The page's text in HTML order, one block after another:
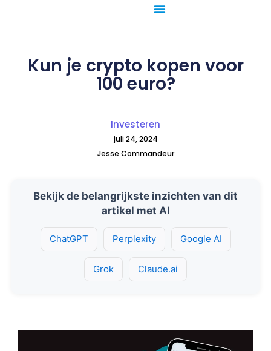
Kun je crypto kopen voor
100 euro?
Investeren
juli 24, 2024
Jesse Commandeur
Bekijk de belangrijkste inzichten van dit
artikel met AI
ChatGPT Perplexity Google AI
Grok Claude.ai